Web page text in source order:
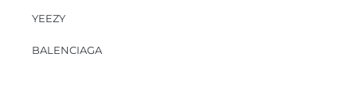
YEEZY
BALENCIAGA